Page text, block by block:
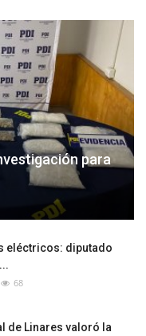
para
eléctricos: diputado
68
de Linares valoró la